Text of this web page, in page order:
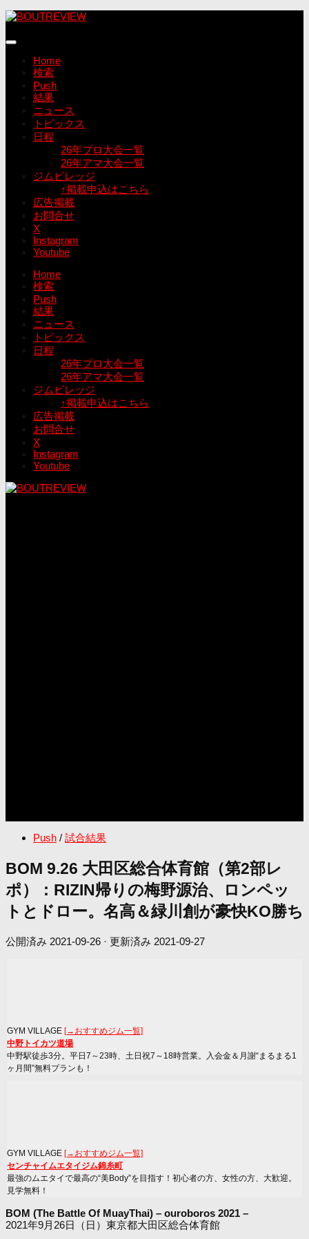
コ
テ
Home
検索
Push
結果
ニュース
トピックス
日程
26年プロ大会一覧
26年アマ大会一覧
ジムビレッジ
↑掲載申込はこちら
広告掲載
お問合せ
X
Instagram
Youtube
Home
検索
Push
結果
ニュース
トピックス
日程
26年プロ大会一覧
26年アマ大会一覧
ジムビレッジ
↑掲載申込はこちら
広告掲載
お問合せ
X
Instagram
Youtube
Push / 試合結果
BOM 9.26 大田区総合体育館（第2部レ
ポ）：RIZIN帰りの梅野源治、ロンペッ
トとドロー。名高＆緑川創が豪快KO勝ち
公開済み 2021-09-26 · 更新済み 2021-09-27
GYM VILLAGE [→おすすめジム一覧]
中野トイカツ道場
中野駅徒歩3分。平日7～23時、土日祝7～18時営業。入会金＆月謝“まるまる1
ヶ月間”無料プランも！
GYM VILLAGE [→おすすめジム一覧]
センチャイムエタイジム錦糸町
最強のムエタイで最高の“美Body”を目指す！初心者の方、女性の方、大歓迎。
見学無料！
BOM (The Battle Of MuayThai) – ouroboros 2021 –
2021年9月26日（日）東京都大田区総合体育館